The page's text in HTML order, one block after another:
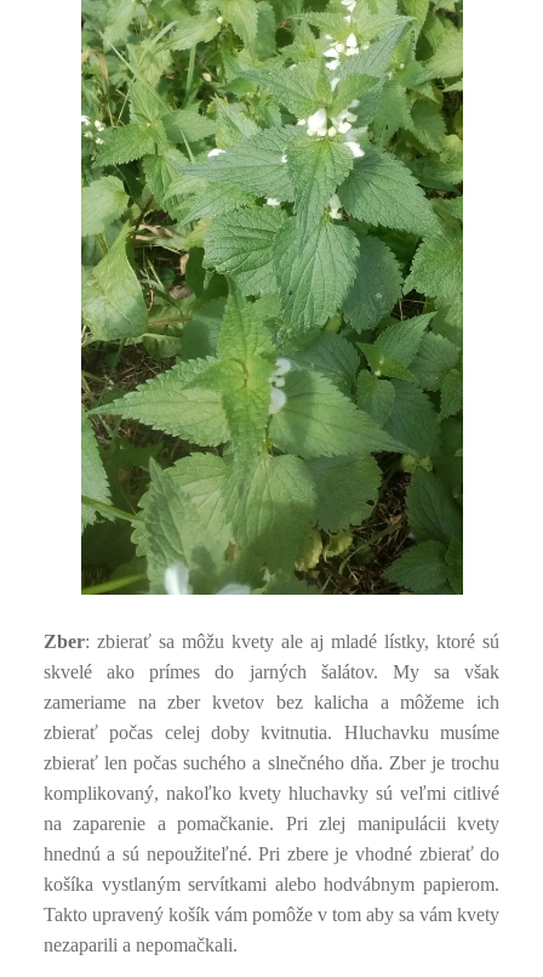
Zber: zbierať sa môžu kvety ale aj mladé lístky, ktoré sú
skvelé ako prímes do jarných šalátov. My sa však
zameriame na zber kvetov bez kalicha a môžeme ich
zbierať počas celej doby kvitnutia. Hluchavku musíme
zbierať len počas suchého a slnečného dňa. Zber je trochu
komplikovaný, nakoľko kvety hluchavky sú veľmi citlivé
na zaparenie a pomačkanie. Pri zlej manipulácii kvety
hnednú a sú nepoužiteľné. Pri zbere je vhodné zbierať do
košíka vystlaným servítkami alebo hodvábnym papierom.
Takto upravený košík vám pomôže v tom aby sa vám kvety
nezaparili a nepomačkali.